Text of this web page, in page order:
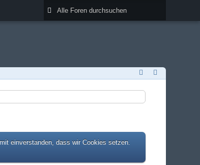
einverstanden, dass wir Cookies setzen.